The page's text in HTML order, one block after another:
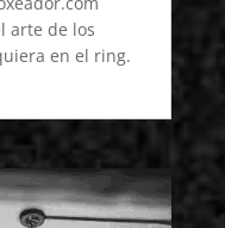
arte de los
en el ring.